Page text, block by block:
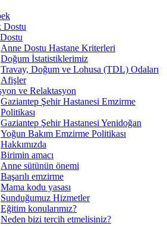
Dostu
Anne Dostu Hastane Kriterleri
Doğum İstatistiklerimiz
Travay, Doğum ve Lohusa (TDL) Odaları
Afişler
ve Relaktasyon
Gaziantep Şehir Hastanesi Emzirme
Politikası
Gaziantep Şehir Hastanesi Yenidoğan
Yoğun Bakım Emzirme Politikası
Hakkımızda
Birimin amacı
Anne sütünün önemi
Başarılı emzirme
Mama kodu yasası
Sunduğumuz Hizmetler
Eğitim konularımız?
Neden bizi tercih etmelisiniz?